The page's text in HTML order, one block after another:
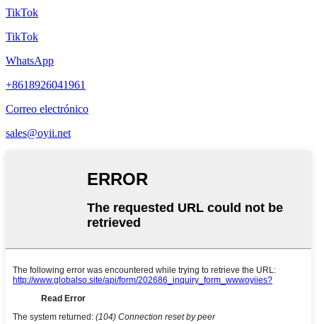
TikTok
TikTok
WhatsApp
+8618926041961
Correo electrónico
sales@oyii.net